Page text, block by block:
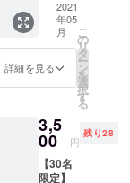
コの実など
のスーパー
フードを閉
じ込めまし
た。
また今回の
クラウド
ファンディ
(180g×
6) ※クー
ル便で
配送さ
せて頂
きま
す。 ※
み ※賞
味期限
約6ヶ月
2021
年05
月
詳細を見る
こ
の
リ
タ
ー
ン
を
選
択
す
る
3,5
00 円
残り28
【30名
限定】